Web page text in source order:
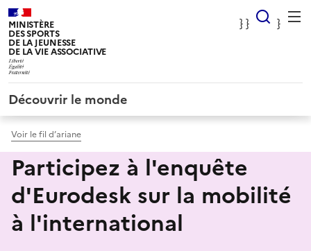
MINISTÈRE
DES SPORTS
DE LA JEUNESSE
DE LA VIE ASSOCIATIVE
} } }
}
Découvrir le monde
Voir le fil d’ariane
Participez à l'enquête
d'Eurodesk sur la mobilité
à l'international
Panneau de gestion des cookies